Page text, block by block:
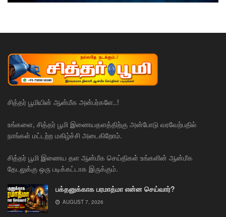
சித்தர் பூமியின் ஆன்மீக அன்பர்களே..!
உங்களை, சித்தர் பூமி இணையதளத்திற்கு அன்போடு வரவேற்பதில்
நாங்கள் மட்டற்ற மகிழ்ச்சி அடைகிறோம்.
சித்தர் பூமி இணைய தள ஆன்மீக செய்திகள் உங்களின் ஆன்மீக
தேடலுக்கு ஒரு படிக்கட்டாக இருக்கும்.
பக்தனுக்காக பரமாத்மா என்ன செய்வார்?
AUGUST 7, 2026